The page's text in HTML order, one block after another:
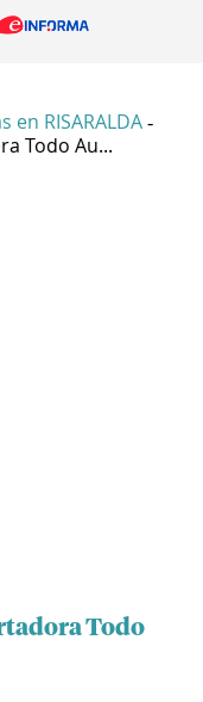
en RISARALDA -
Todo Au...
Todo